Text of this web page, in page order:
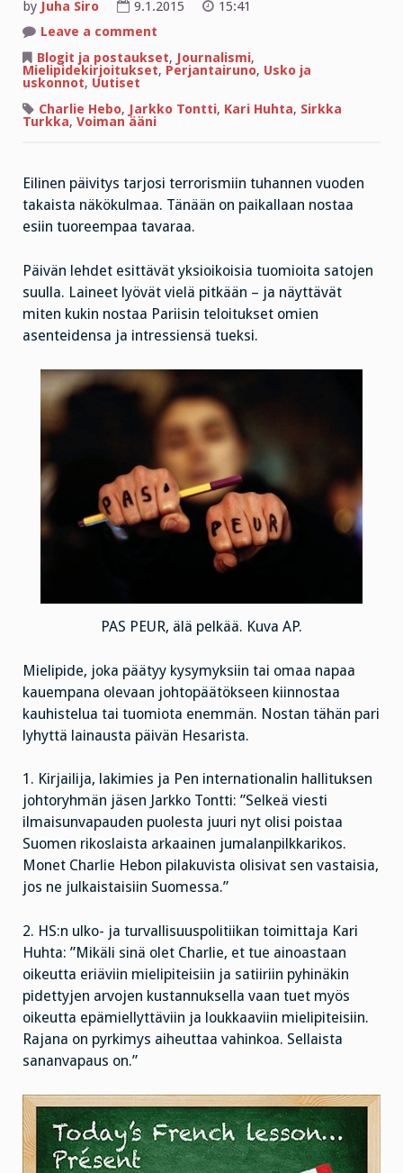
by Juha Siro 9.1.2015
15:41
Leave a comment
oikeutta
loukkaaviin
ja
mielipiteisiin?
Blogit ja postaukset, Journalismi,
Mielipidekirjoitukset, Perjantairuno, Usko ja
uskonnot, Uutiset
Charlie Hebo, Jarkko Tontti, Kari Huhta, Sirkka
Turkka, Voiman ääni
Eilinen päivitys tarjosi terrorismiin tuhannen vuoden
takaista näkökulmaa. Tänään on paikallaan nostaa
esiin tuoreempaa tavaraa.
Päivän lehdet esittävät yksioikoisia tuomioita satojen
suulla. Laineet lyövät vielä pitkään – ja näyttävät
miten kukin nostaa Pariisin teloitukset omien
asenteidensa ja intressiensä tueksi.
PAS PEUR, älä pelkää. Kuva AP.
Mielipide, joka päätyy kysymyksiin tai omaa napaa
kauempana olevaan johtopäätökseen kiinnostaa
kauhistelua tai tuomiota enemmän. Nostan tähän pari
lyhyttä lainausta päivän Hesarista.
1. Kirjailija, lakimies ja Pen internationalin hallituksen
johtoryhmän jäsen Jarkko Tontti: ”Selkeä viesti
ilmaisunvapauden puolesta juuri nyt olisi poistaa
Suomen rikoslaista arkaainen jumalanpilkkarikos.
Monet Charlie Hebon pilakuvista olisivat sen vastaisia,
jos ne julkaistaisiin Suomessa.”
2. HS:n ulko- ja turvallisuuspolitiikan toimittaja Kari
Huhta: ”Mikäli sinä olet Charlie, et tue ainoastaan
oikeutta eriäviin mielipiteisiin ja satiiriin pyhinäkin
pidettyjen arvojen kustannuksella vaan tuet myös
oikeutta epämiellyttäviin ja loukkaaviin mielipiteisiin.
Rajana on pyrkimys aiheuttaa vahinkoa. Sellaista
sananvapaus on.”